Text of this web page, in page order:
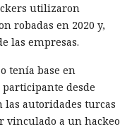
utilizaron
robadas en 2020 y,
las empresas.
tenía base en
desde
autoridades turcas
vinculado a un hackeo
vez convierte a los
en personajes
creados por seis
el 2% de los
El 41% de los
en el 57% restante los